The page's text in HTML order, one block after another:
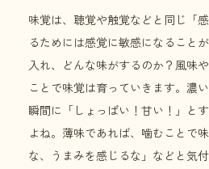
味覚は、聴覚や触覚などと同じ「
るためには感覚に敏感になること
入れ、どんな味がするのか？風味
ことで味覚は育っていきます。濃
瞬間に「しょっぱい！甘い！」と
よね。薄味であれば、噛むことで
な、うまみを感じるな」などと気